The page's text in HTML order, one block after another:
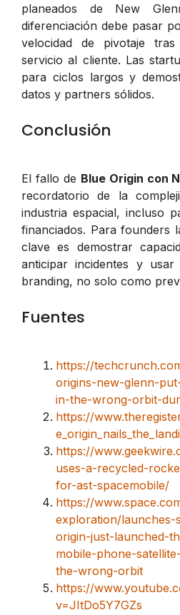
planeados de New
diferenciación debe pasar
velocidad de pivotaje
servicio al cliente. Las
para ciclos largos y
datos y partners sólidos.
Conclusión
El fallo de Blue Origin con
recordatorio de la
industria espacial, incluso
financiados. Para founders
clave es demostrar
anticipar incidentes y
branding, no solo como
Fuentes
https://
origins-new-glenn-
in-the-wrong-orbit-
https://
https://
uses-a-recycled-
for-ast-spacemobile/
https://
exploration/launches-
origin-just-launched-
mobile-phone-
the-wrong-orbit
https://
v=JItDo5Y7GZs